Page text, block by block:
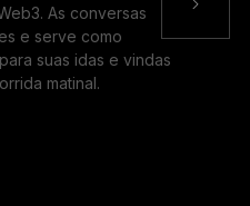
As conversas
e serve como
suas idas e vindas
matinal.